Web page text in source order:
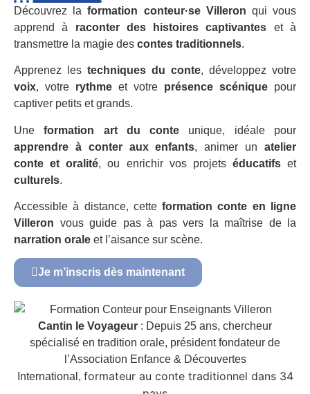
Découvrez laformation conteur·se Villeron qui vous
apprend à raconter des histoires captivantes et à
transmettre la magie des contes traditionnels.
Apprenez les techniques du conte, développez votre
voix, votre rythme et votre présence scénique pour
captiver petits et grands.
Uneformation art du conte unique, idéale pour
apprendre à conter aux enfants, animer unatelier
conte et oralité, ou enrichir vos projets éducatifset
culturels.
Accessible à distance, cetteformation conte en ligne
Villeron vous guide pas à pas vers la maîtrise de la
narration orale et l’aisance sur scène.
Je m’inscris dès maintenant
Cantin le Voyageur : Depuis 25 ans, chercheur
spécialisé en tradition orale, président fondateur de
l’Association Enfance & Découvertes
International, formateur au conte traditionnel dans 34